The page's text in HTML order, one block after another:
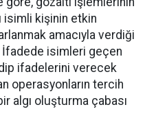
isimli kişinin etkin
amacıyla verdiği
İfadede isimleri geçen
ifadelerini verecek
operasyonların tercih
algı oluşturma çabası